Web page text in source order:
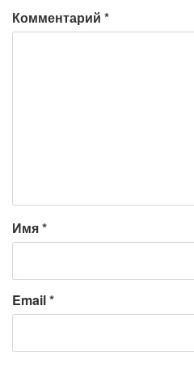
Комментарий *
Имя*
Email*